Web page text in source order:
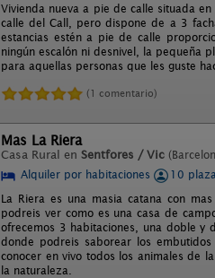
Vivienda nueva a pie de calle situada
calle del Call, pero dispone de a 3
estancias estén a pie de calle
ningún escalón ni desnivel, la pequeña
para aquellas personas que les guste
(1 comentario)
Mas La Riera
Casa Rural en Sentfores / Vic
Alquiler por habitaciones
10
La Riera es una masia catana con
podreis ver como es una casa de
ofrecemos 3 habitaciones, una doble y
donde podreis saborear los
conocer en vivo todos los animales de
la naturaleza.